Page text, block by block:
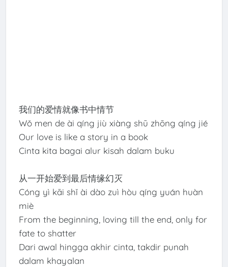
我们的爱情就像书中情节
Wǒ men de ài qíng jiù xiàng shū zhōng qíng jié
Our love is like a story in a book
Cinta kita bagai alur kisah dalam buku
从一开始爱到最后情缘幻灭
Cóng yì kāi shǐ ài dào zuì hòu qíng yuán huàn
miè
From the beginning, loving till the end, only for
fate to shatter
Dari awal hingga akhir cinta, takdir punah
dalam khayalan